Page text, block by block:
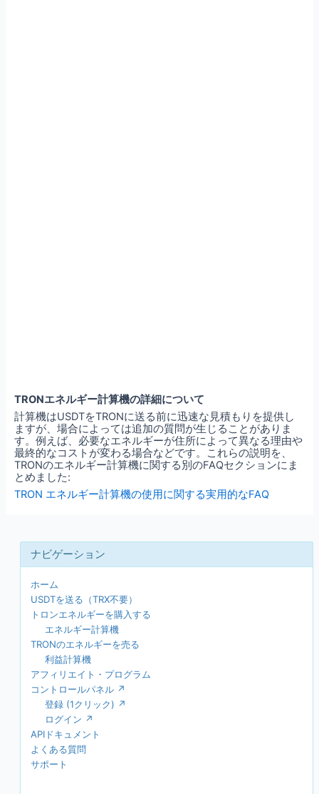
TRONエネルギー計算機の詳細について
計算機はUSDTをTRONに送る前に迅速な見積もりを提供し
ますが、場合によっては追加の質問が生じることがありま
す。例えば、必要なエネルギーが住所によって異なる理由や
最終的なコストが変わる場合などです。これらの説明を、
TRONのエネルギー計算機に関する別のFAQセクションにま
とめました:
TRON エネルギー計算機の使用に関する実用的なFAQ
ホーム
USDTを送る（TRX不要）
トロンエネルギーを購入する
エネルギー計算機
TRONのエネルギーを売る
利益計算機
アフィリエイト・プログラム
コントロールパネル ↗
登録 (1クリック) ↗
ログイン ↗
APIドキュメント
よくある質問
サポート